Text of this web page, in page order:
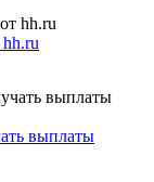
hh.ru
выплаты